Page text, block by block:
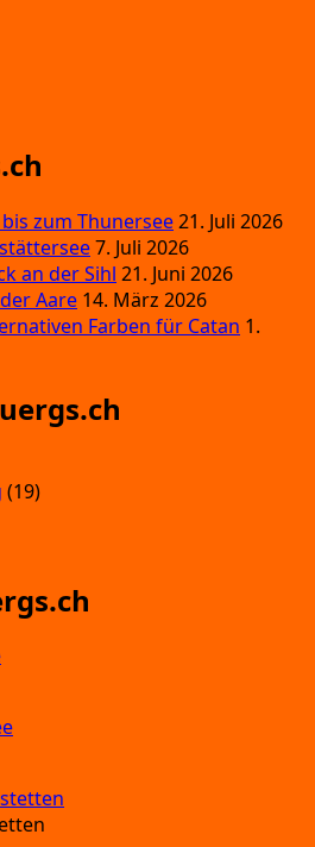
zum Thunersee21. Juli 2026
7. Juli 2026
an der Sihl 21. Juni 2026
Aare 14. März 2026
Farben für Catan 1.
(19)